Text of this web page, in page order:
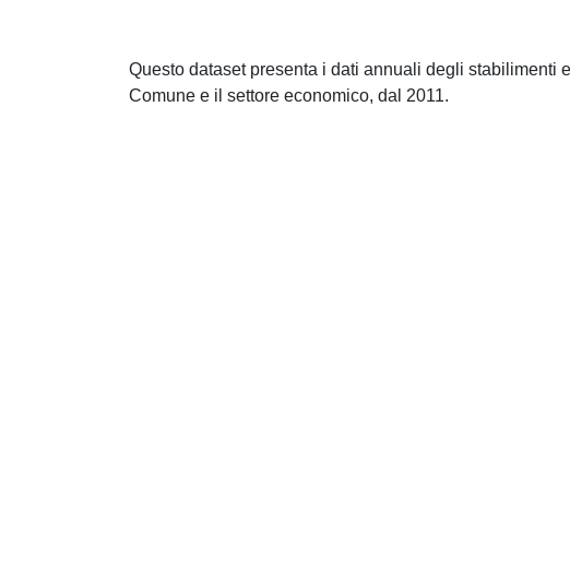
Questo dataset presenta i dati annuali degli stabilimenti
Comune e il settore economico, dal 2011.